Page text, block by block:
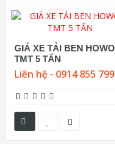
GIÁ XE TẢI BEN HOWO
TMT 5 TẤN
Liên hệ - 0914 855 799